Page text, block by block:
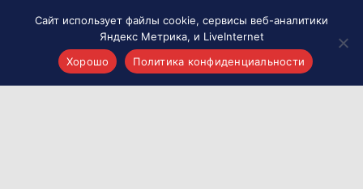
Сайт использует файлы cookie, сервисы веб-аналитики
Яндекс Метрика, и LiveInternet
Хорошо
Политика конфиденциальности